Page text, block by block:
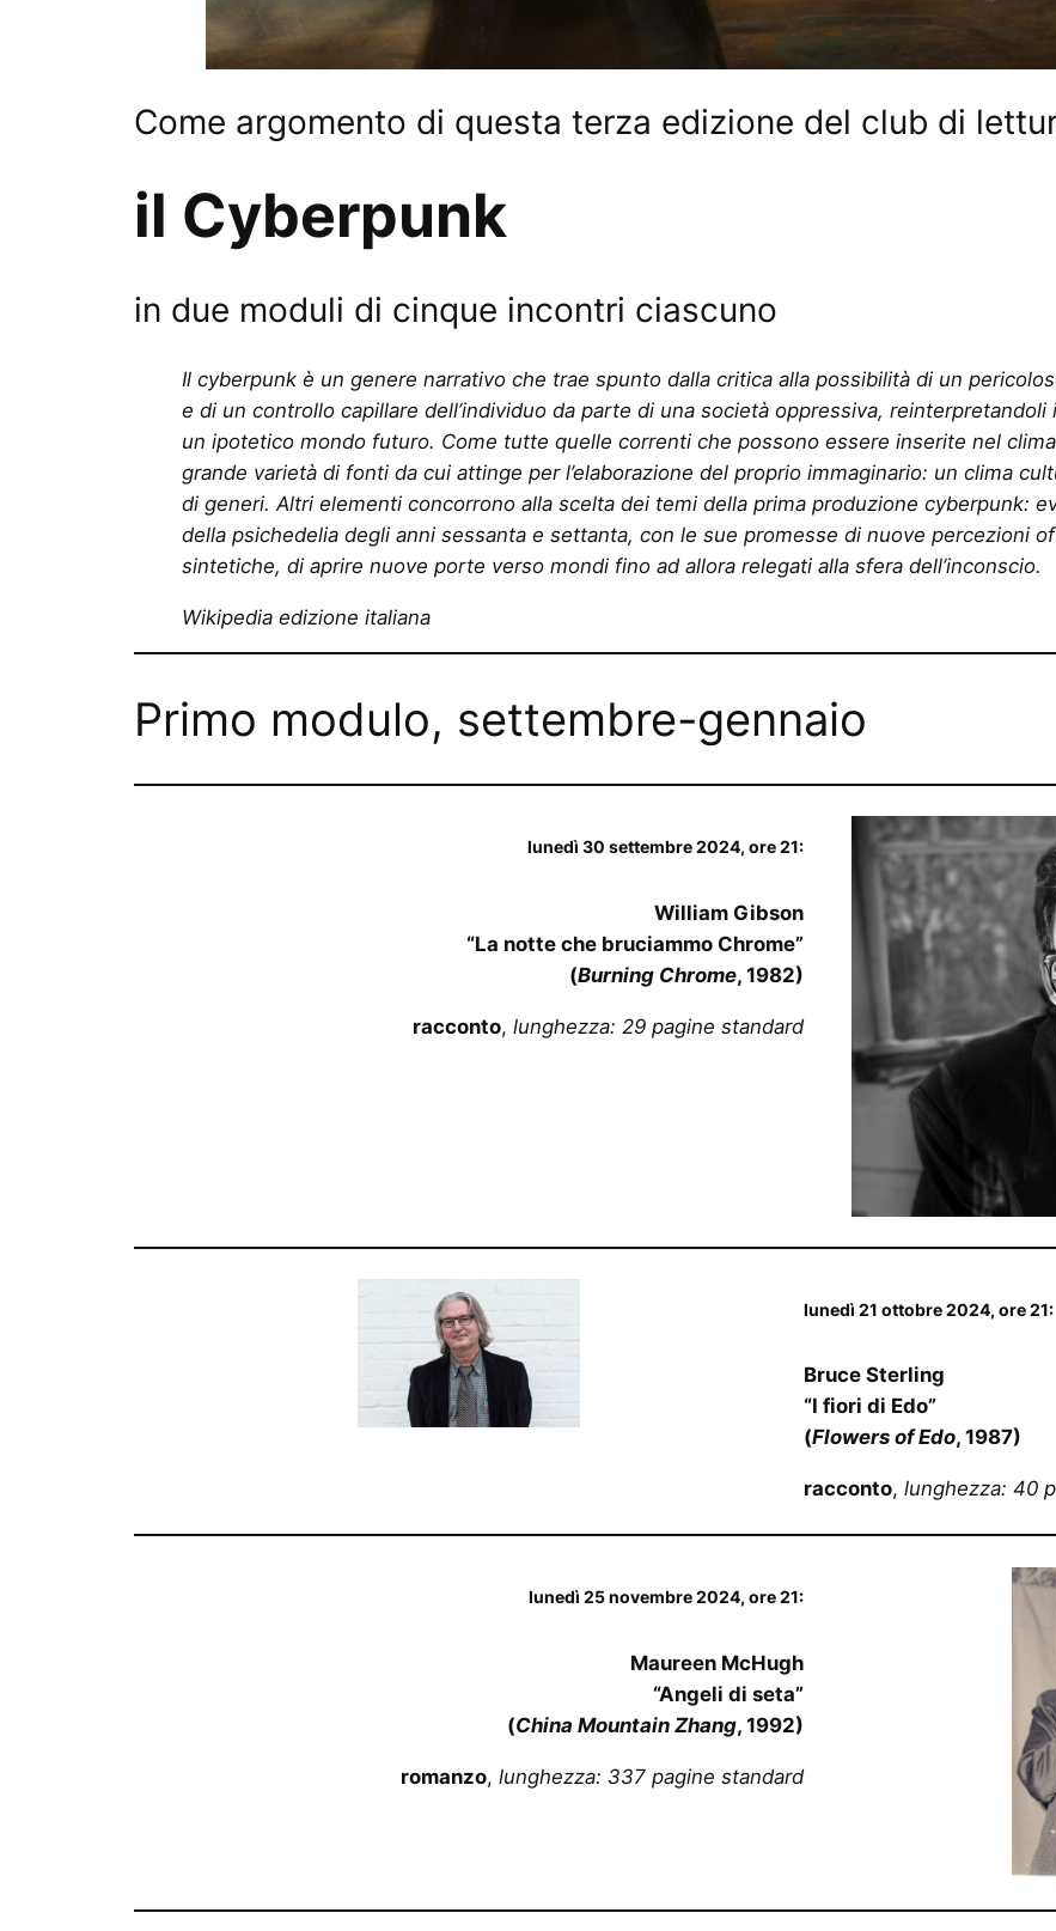
Come argomento di questa terza edizione del club di
il Cyberpunk
in due moduli di cinque incontri ciascuno
Il cyberpunk è un genere narrativo che trae spunto dalla critica alla possibilità di un
e di un controllo capillare dell’individuo da parte di una società oppressiva,
un ipotetico mondo futuro. Come tutte quelle correnti che possono essere inserite nel
grande varietà di fonti da cui attinge per l’elaborazione del proprio immaginario: un clima
di generi. Altri elementi concorrono alla scelta dei temi della prima produzione cyberpunk:
della psichedelia degli anni sessanta e settanta, con le sue promesse di nuove percezioni
sintetiche, di aprire nuove porte verso mondi fino ad allora relegati alla sfera dell’inconscio.
Wikipedia edizione italiana
Primo modulo, settembre-gennaio
lunedì 30 settembre 2024, ore 21:
William Gibson
“La notte che bruciammo Chrome”
(Burning Chrome, 1982)
racconto, lunghezza: 29 pagine standard
lunedì 21 ottobre 2024, ore 21:
Bruce Sterling
“I fiori di Edo”
(Flowers of Edo, 1987)
racconto, lunghezza: 40
lunedì 25 novembre 2024, ore 21:
Maureen McHugh
“Angeli di seta”
(China Mountain Zhang, 1992)
romanzo, lunghezza: 337 pagine standard